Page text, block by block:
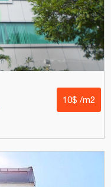
10$ /m2